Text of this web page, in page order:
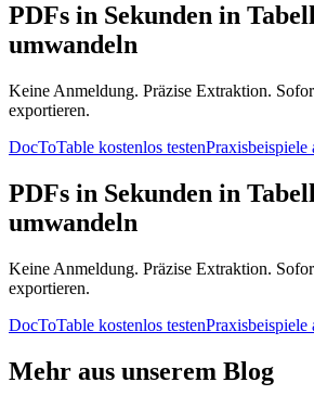
PDFs in Sekunden in
umwandeln
Keine Anmeldung. Präzise Extraktion.
exportieren.
DocToTable kostenlos testenPraxisbeispiele
PDFs in Sekunden in
umwandeln
Keine Anmeldung. Präzise Extraktion.
exportieren.
DocToTable kostenlos testenPraxisbeispiele
Mehr aus unserem Blog